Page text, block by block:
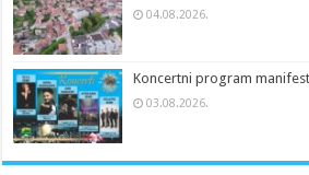
04.08.2026.
Koncertni program
03.08.2026.